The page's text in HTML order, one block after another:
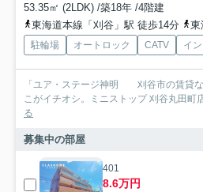
53.35㎡ (2LDK) /築18年 /4階建
東海道本線「刈谷」駅 徒歩14分
東
駐輪場 オートロック CATV イ
「ユア・ステージ神明 刈谷市の賃貸な
こがイチオシ。ミニストップ 刈谷丸田町
る
募集中の部屋
401
8.6万円